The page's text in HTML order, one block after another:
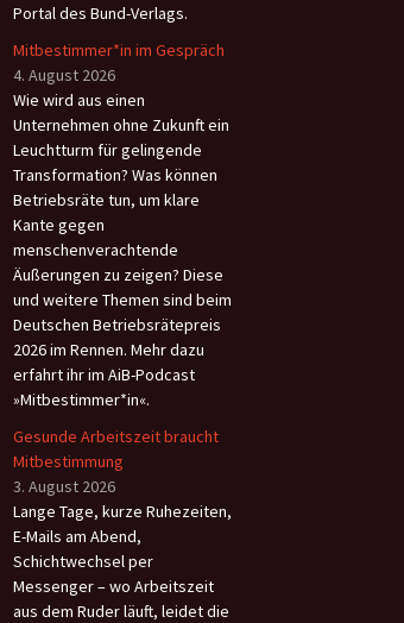
Portal des Bund-Verlags.
Mitbestimmer*in im Gespräch
4. August 2026
Wie wird aus einen
Unternehmen ohne Zukunft ein
Leuchtturm für gelingende
Transformation? Was können
Betriebsräte tun, um klare
Kante gegen
menschenverachtende
Äußerungen zu zeigen? Diese
und weitere Themen sind beim
Deutschen Betriebsrätepreis
2026 im Rennen. Mehr dazu
erfahrt ihr im AiB-Podcast
»Mitbestimmer*in«.
Gesunde Arbeitszeit braucht
Mitbestimmung
3. August 2026
Lange Tage, kurze Ruhezeiten,
E-Mails am Abend,
Schichtwechsel per
Messenger – wo Arbeitszeit
aus dem Ruder läuft, leidet die